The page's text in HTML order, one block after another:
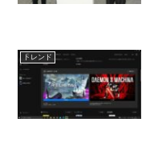
トレンド